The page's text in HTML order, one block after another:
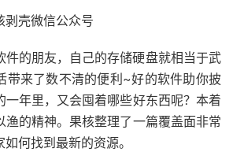
剥壳微信公众号
件的朋友，自己的存储硬盘就相当于武
带来了数不清的便利~好的软件助你披
一年里，又会囤着哪些好东西呢？本着
渔的精神。果核整理了一篇覆盖面非常
何找到最新的资源。